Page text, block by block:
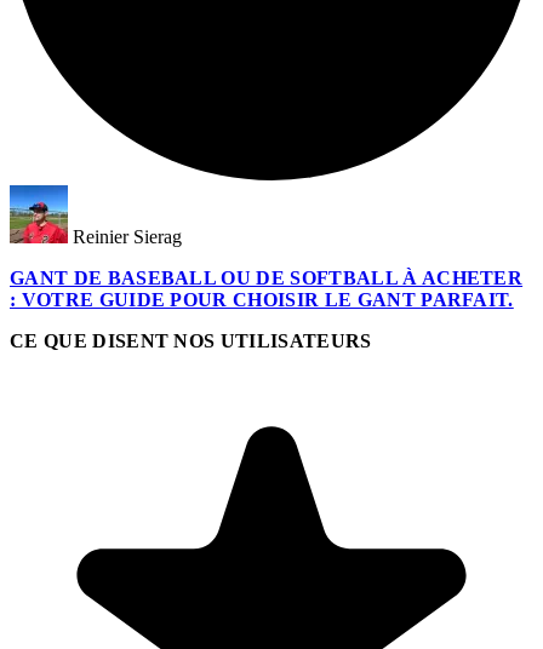
Reinier Sierag
GANT DE BASEBALL OU DE SOFTBALL À ACHETER
: VOTRE GUIDE POUR CHOISIR LE GANT PARFAIT.
CE QUE DISENT NOS UTILISATEURS